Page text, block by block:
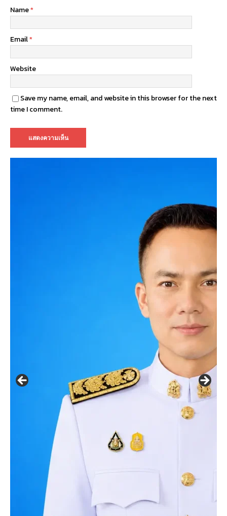
Name*
Email*
Website
Save my name, email, and website in this browser for the next
time I comment.